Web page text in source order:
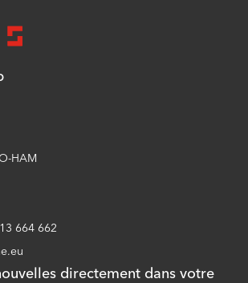
HAM
664 662
directement dans votre